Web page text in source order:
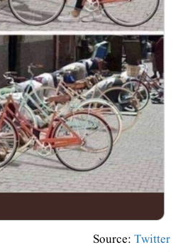
Source: Twitter